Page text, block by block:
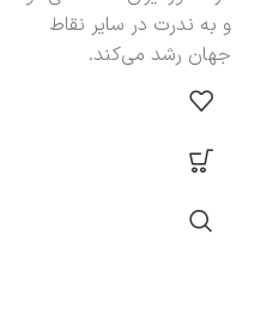
و به ندرت در سایر نقاط
جهان رشد می‌کند.